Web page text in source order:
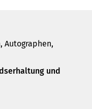
Autographen,
und